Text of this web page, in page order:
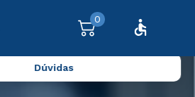
0
Dúvidas